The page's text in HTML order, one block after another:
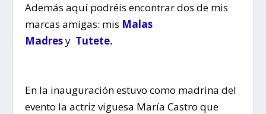
Además aquí podréis encontrar dos de mis
marcas amigas: mis Malas
Madresy Tutete.
En la inauguración estuvo como madrina del
evento la actriz viguesa María Castro que